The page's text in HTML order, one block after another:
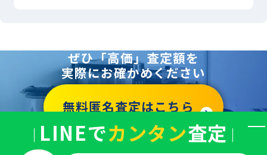
ぜひ「高価」査定額を
実際にお確かめください
無料匿名査定はこちら
LINEでカンタン査定